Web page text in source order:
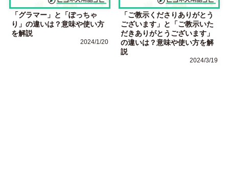
「グラマー」と「ぽっちゃ
り」の違いは？意味や使い方
を解説
2024/1/20
「ご教示くださりありがとう
ございます」と「ご教示いた
だきありがとうございます」
の違いは？意味や使い方を解
説
2024/3/19